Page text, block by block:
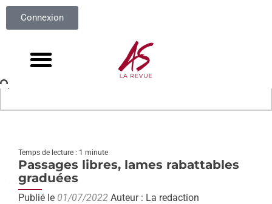
Connexion
Temps de lecture : 1 minute
Passages libres, lames rabattables
graduées
Publié le 01/07/2022 Auteur : La redaction